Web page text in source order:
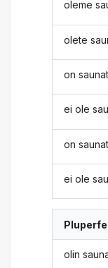
oleme
olete
on
ei ole
on
ei ole
olin